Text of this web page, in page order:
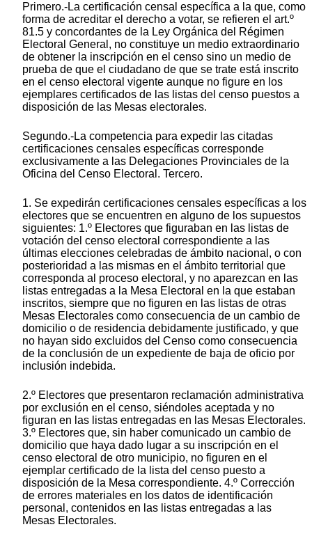
Primero.-La certificación censal específica a la que, como
forma de acreditar el derecho a votar, se refieren el art.º
81.5 y concordantes de la Ley Orgánica del Régimen
Electoral General, no constituye un medio extraordinario
de obtener la inscripción en el censo sino un medio de
prueba de que el ciudadano de que se trate está inscrito
en el censo electoral vigente aunque no figure en los
ejemplares certificados de las listas del censo puestos a
disposición de las Mesas electorales.
Segundo.-La competencia para expedir las citadas
certificaciones censales específicas corresponde
exclusivamente a las Delegaciones Provinciales de la
Oficina del Censo Electoral. Tercero.
1. Se expedirán certificaciones censales específicas a los
electores que se encuentren en alguno de los supuestos
siguientes: 1.º Electores que figuraban en las listas de
votación del censo electoral correspondiente a las
últimas elecciones celebradas de ámbito nacional, o con
posterioridad a las mismas en el ámbito territorial que
corresponda al proceso electoral, y no aparezcan en las
listas entregadas a la Mesa Electoral en la que estaban
inscritos, siempre que no figuren en las listas de otras
Mesas Electorales como consecuencia de un cambio de
domicilio o de residencia debidamente justificado, y que
no hayan sido excluidos del Censo como consecuencia
de la conclusión de un expediente de baja de oficio por
inclusión indebida.
2.º Electores que presentaron reclamación administrativa
por exclusión en el censo, siéndoles aceptada y no
figuran en las listas entregadas en las Mesas Electorales.
3.º Electores que, sin haber comunicado un cambio de
domicilio que haya dado lugar a su inscripción en el
censo electoral de otro municipio, no figuren en el
ejemplar certificado de la lista del censo puesto a
disposición de la Mesa correspondiente. 4.º Corrección
de errores materiales en los datos de identificación
personal, contenidos en las listas entregadas a las
Mesas Electorales.